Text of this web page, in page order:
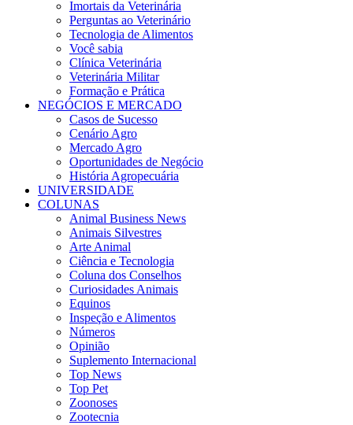
Imortais da Veterinária
Perguntas ao Veterinário
Tecnologia de Alimentos
Você sabia
Clínica Veterinária
Veterinária Militar
Formação e Prática
NEGÓCIOS E MERCADO
Casos de Sucesso
Cenário Agro
Mercado Agro
Oportunidades de Negócio
História Agropecuária
UNIVERSIDADE
COLUNAS
Animal Business News
Animais Silvestres
Arte Animal
Ciência e Tecnologia
Coluna dos Conselhos
Curiosidades Animais
Equinos
Inspeção e Alimentos
Números
Opinião
Suplemento Internacional
Top News
Top Pet
Zoonoses
Zootecnia